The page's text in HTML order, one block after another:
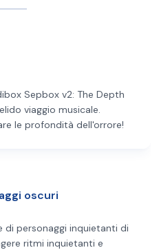
Sepbox v2: The Depth
viaggio musicale.
le profondità dell'orrore!
oscuri
di personaggi inquietanti di
ritmi inquietanti e